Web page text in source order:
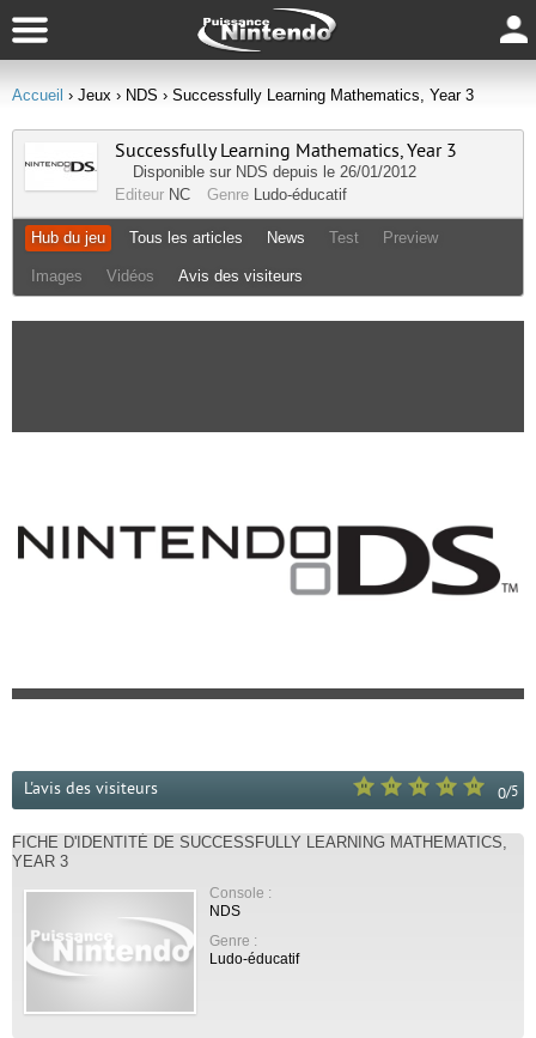
Accueil › Jeux › NDS › Successfully Learning Mathematics, Year 3
Successfully Learning Mathematics, Year 3
Disponible sur NDS depuis le 26/01/2012
Editeur NC Genre Ludo-éducatif
Hub du jeu Tous les articles News Test Preview
Images Vidéos Avis des visiteurs
0/5
L'avis des visiteurs
FICHE D'IDENTITÉ DE SUCCESSFULLY LEARNING MATHEMATICS,
YEAR 3
Console :
NDS
Genre :
Ludo-éducatif